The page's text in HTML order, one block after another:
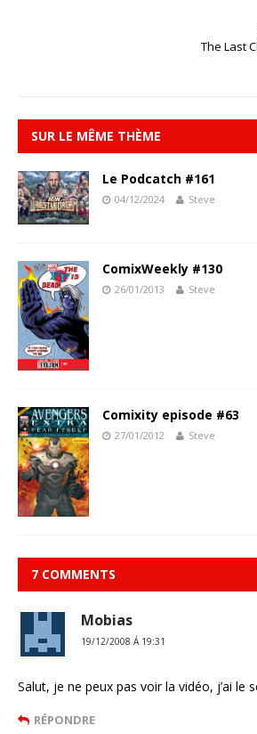
The Last
SUR LE MÊME THÈME
Le Podcatch #161
04/12/2024 Steve
ComixWeekly #130
26/01/2013 Steve
Comixity episode #63
27/01/2012 Steve
7 COMMENTS
Mobias
19/12/2008 Á 19:31
Salut, je ne peux pas voir la vidéo, j’ai le
RÉPONDRE